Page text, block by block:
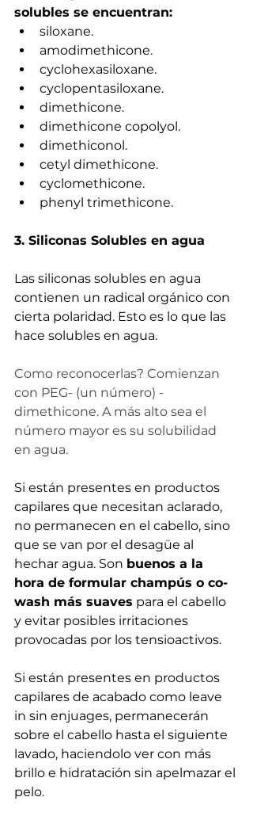
solubles se encuentran:
siloxane.
amodimethicone.
cyclohexasiloxane.
cyclopentasiloxane.
dimethicone.
dimethicone copolyol.
dimethiconol.
cetyl dimethicone.
cyclomethicone.
phenyl trimethicone.
3. Siliconas Solubles en agua
Las siliconas solubles en agua
contienen un radical orgánico con
cierta polaridad. Esto es lo que las
hace solubles en agua.
Como reconocerlas? Comienzan
con PEG- (un número) -
dimethicone. A más alto sea el
número mayor es su solubilidad
en agua.
Si están presentes en productos
capilares que necesitan aclarado,
no permanecen en el cabello, sino
que se van por el desagüe al
hechar agua. Son buenos a la
hora de formular champús o co-
wash más suaves para el cabello
y evitar posibles irritaciones
provocadas por los tensioactivos.
Si están presentes en productos
capilares de acabado como leave
in sin enjuages, permanecerán
sobre el cabello hasta el siguiente
lavado, haciendolo ver con más
brillo e hidratación sin apelmazar el
pelo.